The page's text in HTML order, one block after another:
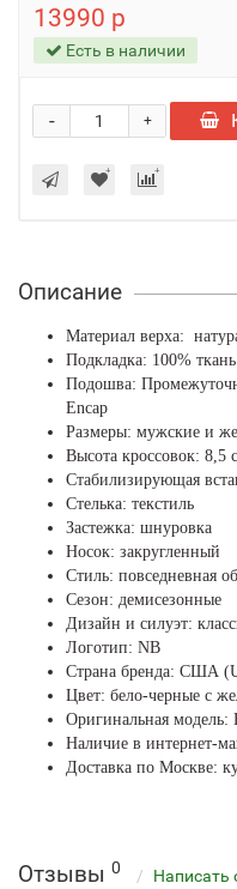
13990 р
Есть в наличии
+
-
Описание
Материал верха:
Подкладка: 100% ткань
Подошва:
Encap
Размеры: мужские и
Высота кроссовок: 8,5
Стабилизирующая
Стелька: текстиль
Застежка: шнуровка
Носок: закругленный
Стиль: повседневная
Сезон: демисезонные
Дизайн и силуэт:
Логотип: NB
Страна бренда: США
Цвет: бело-черные с
Оригинальная модель:
Наличие в интернет-
Доставка по Москве:
Отзывы 0 Написать